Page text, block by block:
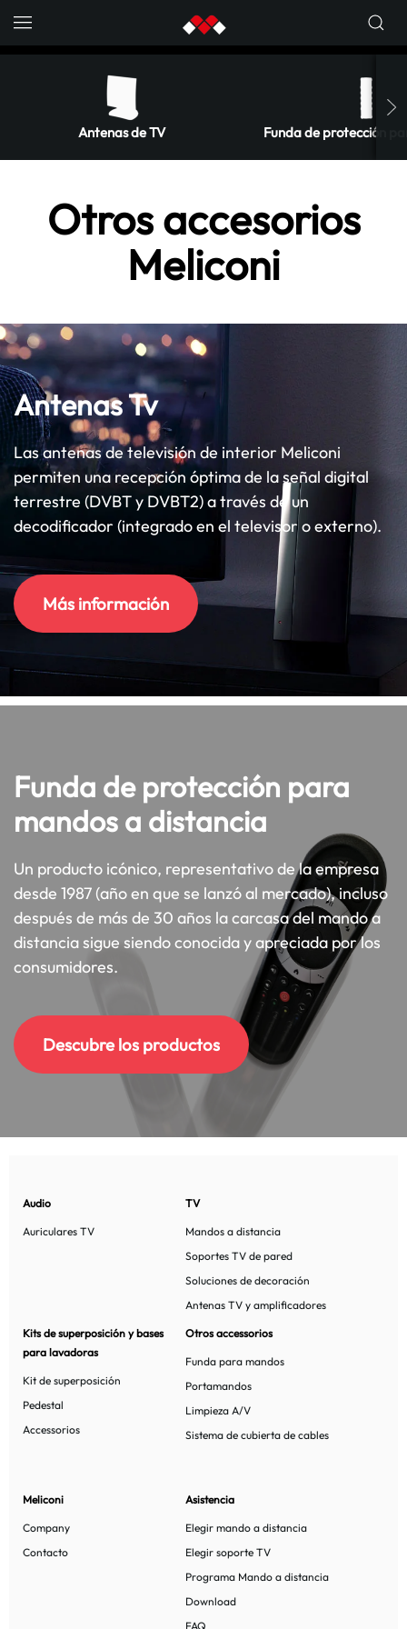
Skip to main content
Antenas de TV Funda de protección
Otros accesorios
Meliconi
Antenas Tv
Las antenas de televisión de interior Meliconi
permiten una recepción óptima de la señal digital
terrestre (DVBT y DVBT2) a través de un
decodificador (integrado en el televisor o externo).
Más información
Funda de protección para
mandos a distancia
Un producto icónico, representativo de la empresa
desde 1987 (año en que se lanzó al mercado), incluso
después de más de 30 años la carcasa del mando a
distancia sigue siendo conocida y apreciada por los
consumidores.
Descubre los productos
Audio
Auriculares TV
TV
Mandos a distancia
Soportes TV de pared
Soluciones de decoración
Antenas TV y amplificadores
Kits de superposición ybases
para lavadoras
Kit de superposición
Pedestal
Accessorios
Otros accessorios
Funda para mandos
Portamandos
Limpieza A/V
Sistema de cubierta de cables
Meliconi
Company
Contacto
Asistencia
Elegir mando a distancia
Elegir soporte TV
Programa Mando a distancia
Download
FAQ